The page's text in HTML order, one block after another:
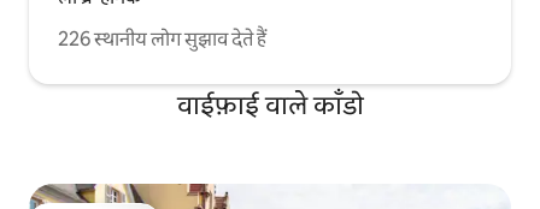
226 स्थानीय लोग सुझाव देते हैं
वाईफ़ाई वाले काँडो